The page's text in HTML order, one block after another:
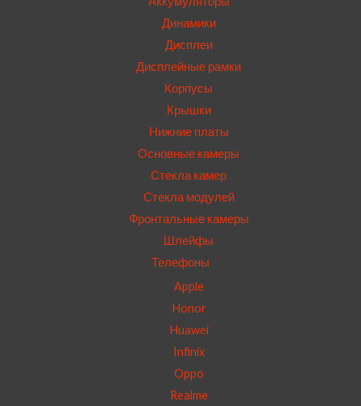
Динамики
Дисплеи
Дисплейные рамки
Корпусы
Крышки
Нижние платы
Основные камеры
Стекла камер
Стекла модулей
Фронтальные камеры
Шлейфы
Телефоны
Apple
Honor
Huawei
Infinix
Oppo
Realme